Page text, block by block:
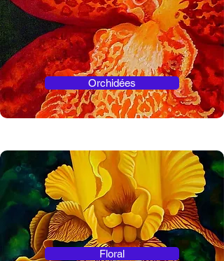
Orchidées
Floral